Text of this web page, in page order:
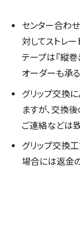
センター合わ
対してストレー
テープは『縦
オーダーも承
グリップ交換
ますが、交換
ご連絡などは
グリップ交換
場合には返金